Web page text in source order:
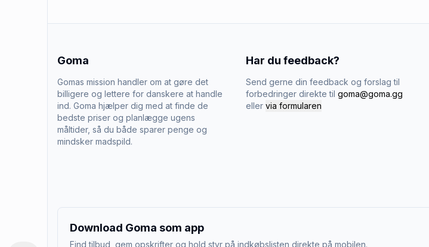
Goma
Gomas mission handler om at gøre det
billigere og lettere for danskere at handle
ind. Goma hjælper dig med at finde de
bedste priser og planlægge ugens
måltider, så du både sparer penge og
mindsker madspild.
Har du feedback?
Send gerne din feedback og forslag til
forbedringer direkte til goma@goma.gg
eller via formularen
Download Goma som app
Find tilbud, gem opskrifter og hold styr på indkøbslisten direkte på mobilen.